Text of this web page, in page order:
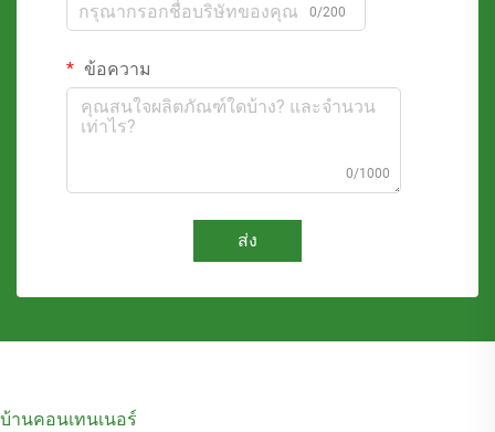
0/200
ข้อความ
0/1000
ส่ง
บ้านคอนเทนเนอร์